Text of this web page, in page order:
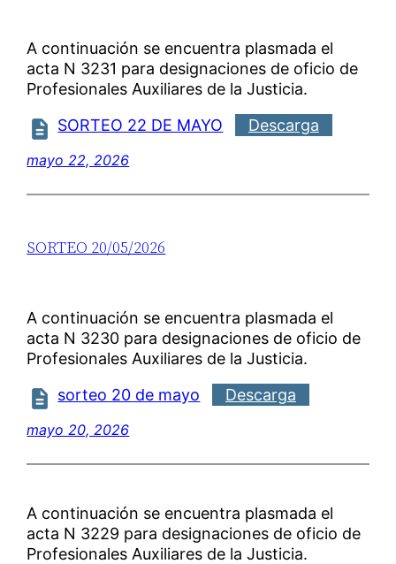
A continuación se encuentra plasmada el
acta N 3231 para designaciones de oficio de
Profesionales Auxiliares de la Justicia.
SORTEO 22 DE MAYO
Descarga
mayo 22, 2026
SORTEO 20/05/2026
A continuación se encuentra plasmada el
acta N 3230 para designaciones de oficio de
Profesionales Auxiliares de la Justicia.
sorteo 20 de mayo
Descarga
mayo 20, 2026
A continuación se encuentra plasmada el
acta N 3229 para designaciones de oficio de
Profesionales Auxiliares de la Justicia.